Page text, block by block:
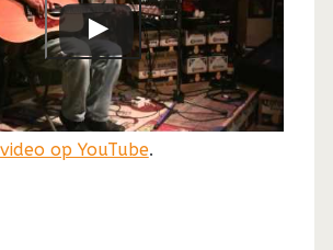
op YouTube.